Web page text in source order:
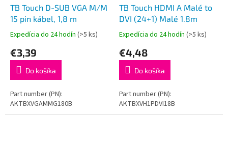
TB Touch D-SUB VGA M/M
15 pin kábel, 1,8 m
Expedícia do 24 hodín (>5 ks)
€3,39
Do košíka
Part number (PN):
AKTBXVGAMMG180B
TB Touch HDMI A Malé to
DVI (24+1) Malé 1.8m
Expedícia do 24 hodín (>5 ks)
€4,48
Do košíka
Part number (PN):
AKTBXVH1PDVI18B